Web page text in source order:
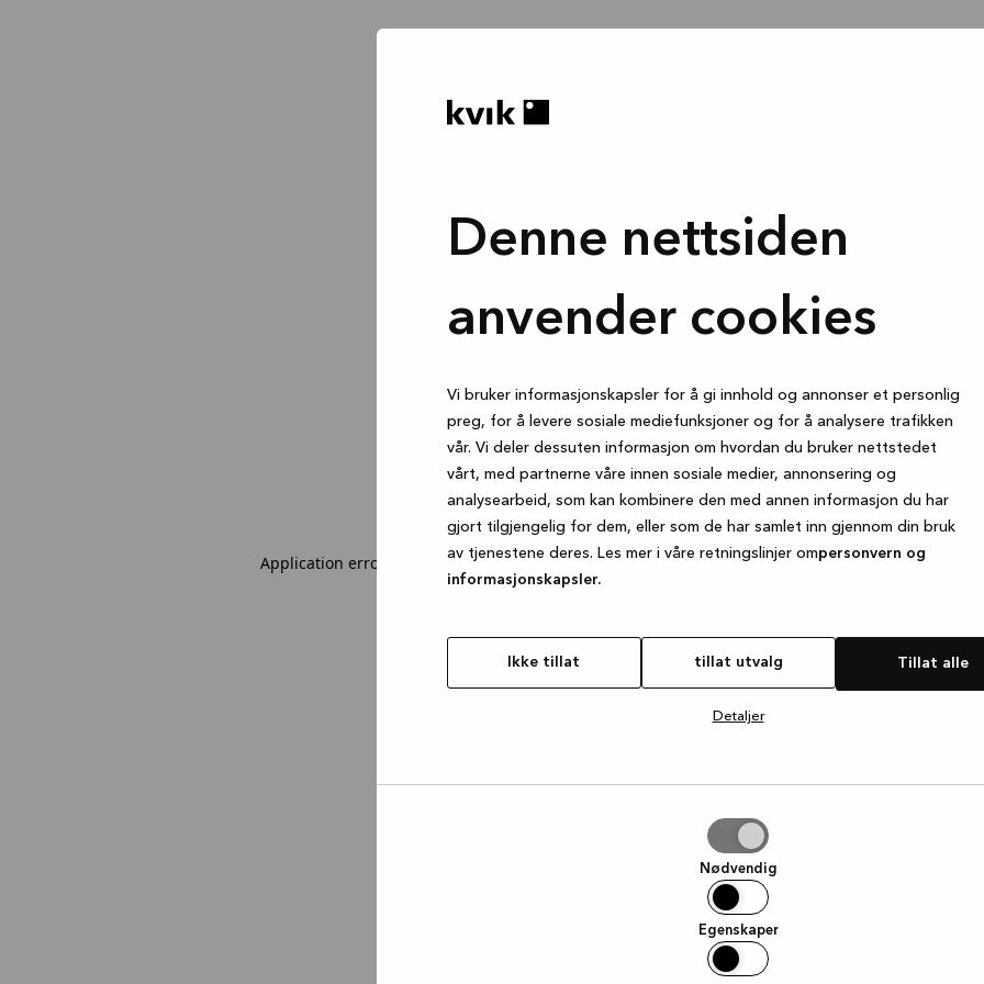
Denne nettsiden
anvender cookies
Vi bruker informasjonskapsler for å gi innhold og annonser et personlig
preg, for å levere sosiale mediefunksjoner og for å analysere trafikken
vår. Vi deler dessuten informasjon om hvordan du bruker nettstedet
vårt, med partnerne våre innen sosiale medier, annonsering og
analysearbeid, som kan kombinere den med annen informasjon du har
gjort tilgjengelig for dem, eller som de har samlet inn gjennom din bruk
av tjenestene deres. Les mer i våre retningslinjer ompersonvern og
informasjonskapsler.
Ikke tillat tillat utvalg Tillat alle
Detaljer
Nødvendig
Egenskaper
Application error: a client-side exception has occurred while loadingwww.kvik.no (see the